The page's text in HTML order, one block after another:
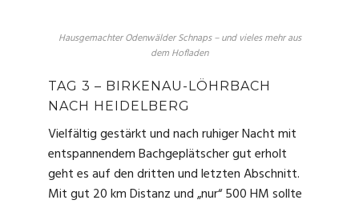
Hausgemachter Odenwälder Schnaps – und vieles mehr aus
dem Hofladen
TAG 3 – BIRKENAU-LÖHRBACH
NACH HEIDELBERG
Vielfältig gestärkt und nach ruhiger Nacht mit
entspannendem Bachgeplätscher gut erholt
geht es auf den dritten und letzten Abschnitt.
Mit gut 20 km Distanz und „nur“ 500 HM sollte